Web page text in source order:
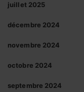
juillet 2025
décembre 2024
novembre 2024
octobre 2024
septembre 2024